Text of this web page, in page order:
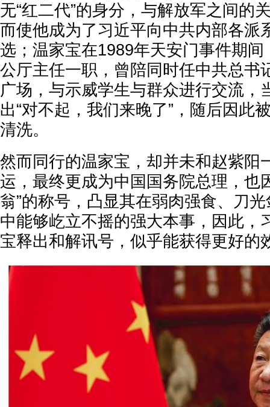
无“红二代”的身分，与解放军之间的
而使他成为了习近平向中共内部各派
选；温家宝在1989年天安门事件期
公厅主任一职，曾陪同时任中共总书
广场，与示威学生与群众进行交流，
出“对不起，我们来晚了”，随后因此
清洗。
然而同行的温家宝，却并未和赵紫阳
运，最终更成为中国国务院总理，也
翁”的称号，凸显其在弱肉强食、刀
中能够屹立不摇的强大本事，因此，
宝释出和解讯号，似乎能获得更好的